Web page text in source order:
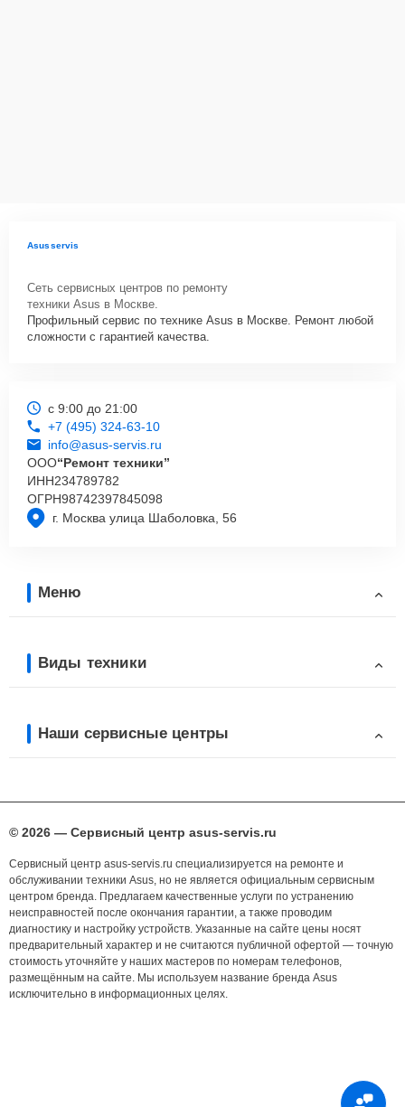
Asusservis
Сеть сервисных центров по ремонту
техники Asus в Москве.
Профильный сервис по технике Asus в Москве. Ремонт любой
сложности с гарантией качества.
г. Москва улица Шаболовка, 56
с 9:00 до 21:00
+7 (495) 324-63-10
info@asus-servis.ru
ООО“Ремонт техники”
ИНН234789782
ОГРН98742397845098
Меню
Виды техники
Наши сервисные центры
© 2026 — Сервисный центр asus-servis.ru
Сервисный центр asus-servis.ru специализируется на ремонте и
обслуживании техники Asus, но не является официальным сервисным
центром бренда. Предлагаем качественные услуги по устранению
неисправностей после окончания гарантии, а также проводим
диагностику и настройку устройств. Указанные на сайте цены носят
предварительный характер и не считаются публичной офертой — точную
стоимость уточняйте у наших мастеров по номерам телефонов,
размещённым на сайте. Мы используем название бренда Asus
исключительно в информационных целях.